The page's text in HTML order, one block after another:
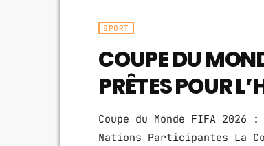
SPORT
COUPE DU
PRÊTES POUR
Coupe du Monde FIFA
Nations Participantes La